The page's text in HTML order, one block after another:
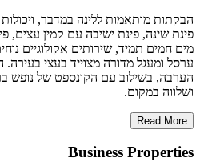
פינת שינה, פינת ישיבה עם קמין עצים,
מים חמים תמיד, שירותים אקולוגיים
ערסל ומעגל מדורה מצוייד בעצי בעירה.
הערבה, בשילוב עם הקונספט של נופש
ושלווה במקום.
Read More
Business Properties